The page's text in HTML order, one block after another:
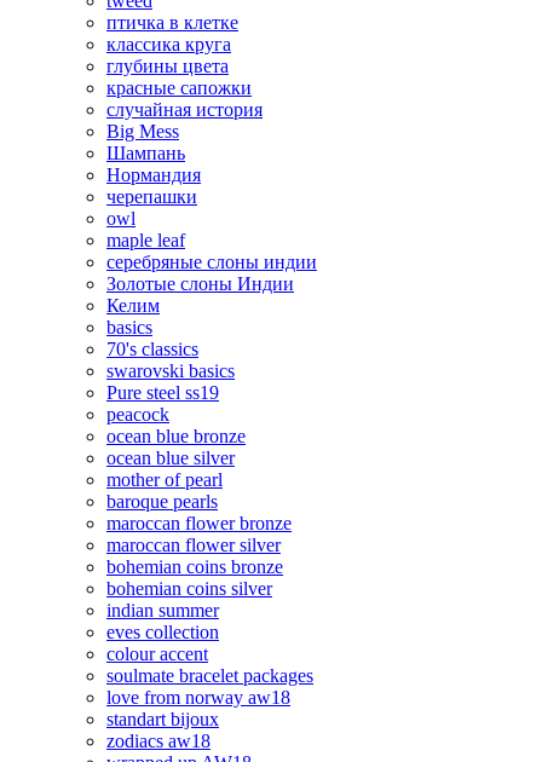
птичка в клетке
классика круга
глубины цвета
красные сапожки
случайная история
Big Mess
Шампань
Нормандия
черепашки
owl
maple leaf
серебряные слоны индии
Золотые слоны Индии
Келим
basics
70's classics
swarovski basics
Pure steel ss19
peacock
ocean blue bronze
ocean blue silver
mother of pearl
baroque pearls
maroccan flower bronze
maroccan flower silver
bohemian coins bronze
bohemian coins silver
indian summer
eves collection
colour accent
soulmate bracelet packages
love from norway aw18
standart bijoux
zodiacs aw18